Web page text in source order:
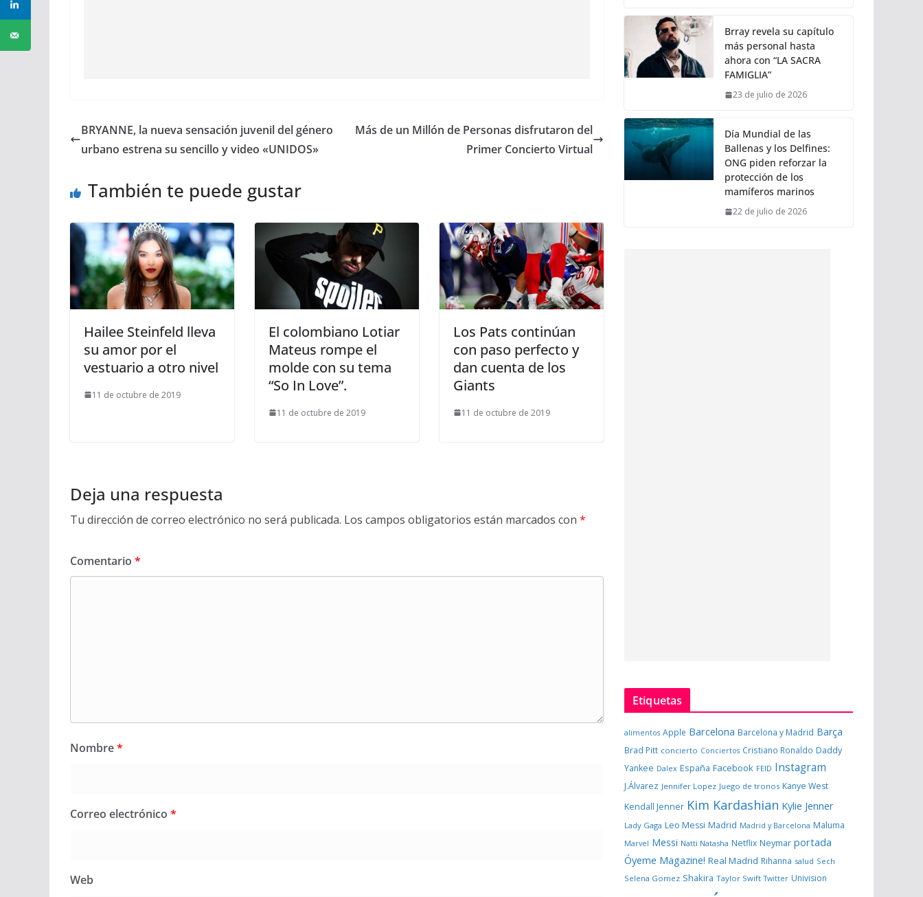
BRYANNE, la nueva sensación juvenil del género
urbano estrena su sencillo y video «UNIDOS»
Más de un Millón de Personas disfrutaron del
Primer Concierto Virtual
También te puede gustar
Hailee Steinfeld lleva
su amor por el
vestuario a otro nivel
11 de octubre de 2019
El colombiano Lotiar
Mateus rompe el
molde con su tema
“So In Love”.
11 de octubre de 2019
Los Pats continúan
con paso perfecto y
dan cuenta de los
Giants
11 de octubre de 2019
Deja una respuesta
Tu dirección de correo electrónico no será publicada. Los campos obligatorios están marcados con *
Comentario *
Nombre*
Correo electrónico *
Web
Brray revela su capítulo
más personal hasta
ahora con “LA SACRA
FAMIGLIA”
23 de julio de 2026
Día Mundial de las
Ballenas y los Delfines:
ONG piden reforzar la
protección de los
mamíferos marinos
22 de julio de 2026
Etiquetas
alimentos Apple Barcelona Barcelona y Madrid Barça
Brad Pitt concierto Conciertos Cristiano Ronaldo Daddy
Yankee Dalex España Facebook FEID Instagram
J.Álvarez Jennifer Lopez Juego de tronos Kanye West
Kendall Jenner Kim Kardashian Kylie Jenner
Lady Gaga Leo Messi Madrid Madrid y Barcelona Maluma
Marvel Messi Natti Natasha Netflix Neymar portada
Óyeme Magazine! Real Madrid Rihanna salud Sech
Selena Gomez Shakira Taylor Swift Twitter Univision